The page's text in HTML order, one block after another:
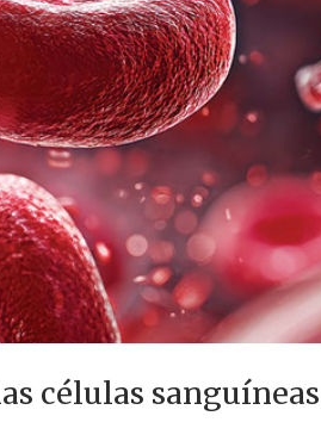
células sanguíneas